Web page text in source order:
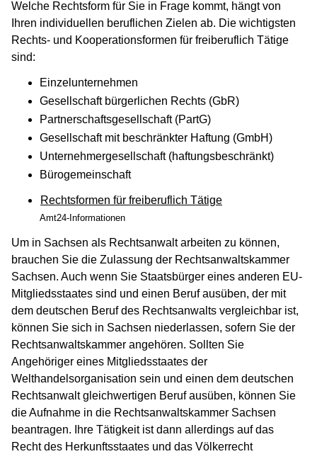
Welche Rechtsform für Sie in Frage kommt, hängt von
Ihren individuellen beruflichen Zielen ab. Die wichtigsten
Rechts- und Kooperationsformen für freiberuflich Tätige
sind:
Einzelunternehmen
Gesellschaft bürgerlichen Rechts (GbR)
Partnerschaftsgesellschaft (PartG)
Gesellschaft mit beschränkter Haftung (GmbH)
Unternehmergesellschaft (haftungsbeschränkt)
Bürogemeinschaft
Rechtsformen für freiberuflich Tätige
Amt24-Informationen
Um in Sachsen als Rechtsanwalt arbeiten zu können,
brauchen Sie die Zulassung der Rechtsanwaltskammer
Sachsen. Auch wenn Sie Staatsbürger eines anderen EU-
Mitgliedsstaates sind und einen Beruf ausüben, der mit
dem deutschen Beruf des Rechtsanwalts vergleichbar ist,
können Sie sich in Sachsen niederlassen, sofern Sie der
Rechtsanwaltskammer angehören. Sollten Sie
Angehöriger eines Mitgliedsstaates der
Welthandelsorganisation sein und einen dem deutschen
Rechtsanwalt gleichwertigen Beruf ausüben, können Sie
die Aufnahme in die Rechtsanwaltskammer Sachsen
beantragen. Ihre Tätigkeit ist dann allerdings auf das
Recht des Herkunftsstaates und das Völkerrecht